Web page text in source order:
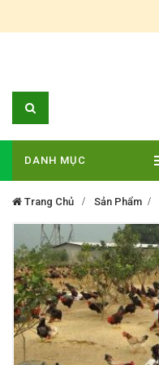
DANH MỤC
Trang Chủ Sản Phẩm